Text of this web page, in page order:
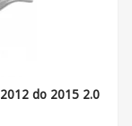
do 2015 2.0